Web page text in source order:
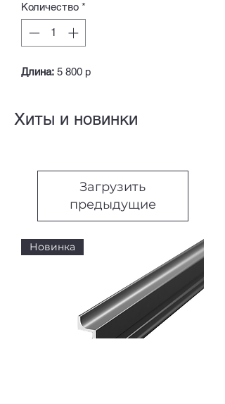
Количество *
Длина: 5 800 р
Хиты и новинки
Загрузить
предыдущие
Новинка